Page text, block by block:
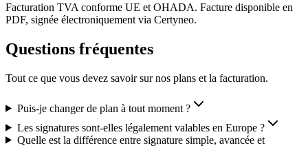
Facturation TVA conforme UE et OHADA. Facture disponible en
PDF, signée électroniquement via Certyneo.
Questions fréquentes
Tout ce que vous devez savoir sur nos plans et la facturation.
Puis-je changer de plan à tout moment ?
Les signatures sont-elles légalement valables en Europe ?
Quelle est la différence entre signature simple, avancée et